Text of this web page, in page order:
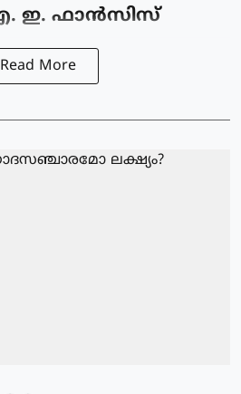
ഇ. ഫാൻസിസ്
Read More